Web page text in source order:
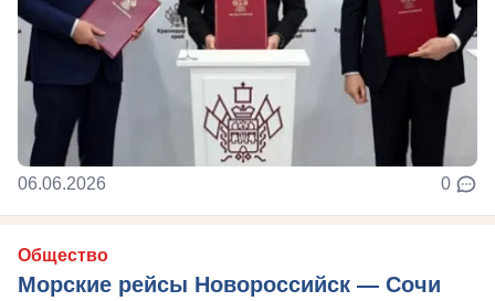
06.06.2026 0
Общество
Морские рейсы Новороссийск — Сочи